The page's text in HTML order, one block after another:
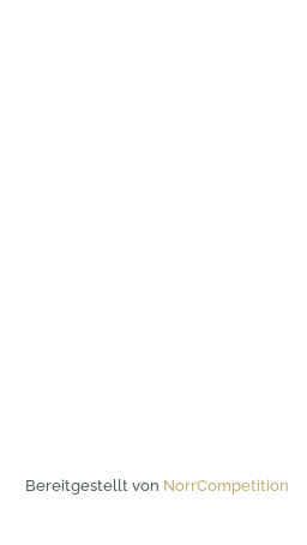
Bereitgestellt von NorrCompetition